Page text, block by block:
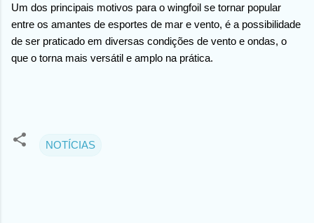
Um dos principais motivos para o wingfoil se tornar popular
entre os amantes de esportes de mar e vento, é a possibilidade
de ser praticado em diversas condições de vento e ondas, o
que o torna mais versátil e amplo na prática.
NOTÍCIAS